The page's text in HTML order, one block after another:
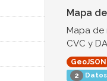
Mapa
Mapa de
CVC y
GeoJSON
2